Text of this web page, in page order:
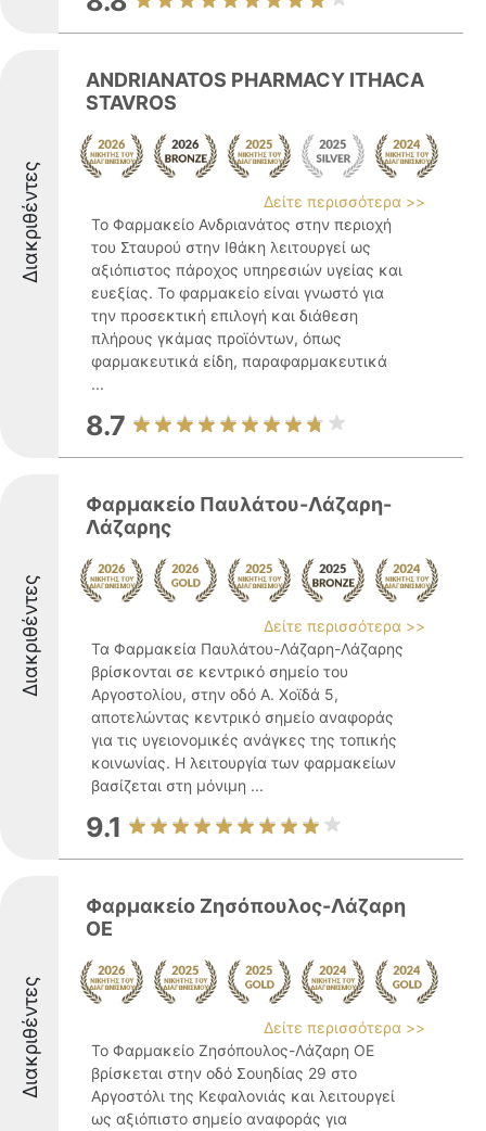
Διακριθέντες
ANDRIANATOS PHARMACY ITHACA
STAVROS
Δείτε περισσότερα >>
Το Φαρμακείο Ανδριανάτος στην περιοχή
του Σταυρού στην Ιθάκη λειτουργεί ως
αξιόπιστος πάροχος υπηρεσιών υγείας και
ευεξίας. Το φαρμακείο είναι γνωστό για
την προσεκτική επιλογή και διάθεση
πλήρους γκάμας προϊόντων, όπως
φαρμακευτικά είδη, παραφαρμακευτικά
...
8.7
Διακριθέντες
Φαρμακείο Παυλάτου-Λάζαρη-
Λάζαρης
Δείτε περισσότερα >>
Τα Φαρμακεία Παυλάτου-Λάζαρη-Λάζαρης
βρίσκονται σε κεντρικό σημείο του
Αργοστολίου, στην οδό Α. Χοϊδά 5,
αποτελώντας κεντρικό σημείο αναφοράς
για τις υγειονομικές ανάγκες της τοπικής
κοινωνίας. Η λειτουργία των φαρμακείων
βασίζεται στη μόνιμη ...
9.1
Διακριθέντες
Φαρμακείο Ζησόπουλος-Λάζαρη
ΟΕ
Δείτε περισσότερα >>
Το Φαρμακείο Ζησόπουλος-Λάζαρη ΟΕ
βρίσκεται στην οδό Σουηδίας 29 στο
Αργοστόλι της Κεφαλονιάς και λειτουργεί
ως αξιόπιστο σημείο αναφοράς για